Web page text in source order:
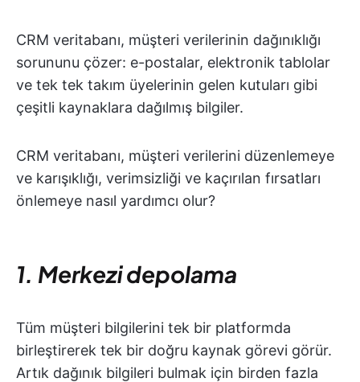
CRM veritabanı, müşteri verilerinin dağınıklığı
sorununu çözer: e-postalar, elektronik tablolar
ve tek tek takım üyelerinin gelen kutuları gibi
çeşitli kaynaklara dağılmış bilgiler.
CRM veritabanı, müşteri verilerini düzenlemeye
ve karışıklığı, verimsizliği ve kaçırılan fırsatları
önlemeye nasıl yardımcı olur?
1. Merkezi depolama
Tüm müşteri bilgilerini tek bir platformda
birleştirerek tek bir doğru kaynak görevi görür.
Artık dağınık bilgileri bulmak için birden fazla